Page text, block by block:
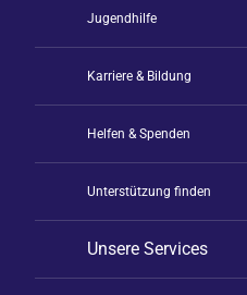
Jugendhilfe
Karriere & Bildung
Helfen & Spenden
Unterstützung finden
Unsere Services